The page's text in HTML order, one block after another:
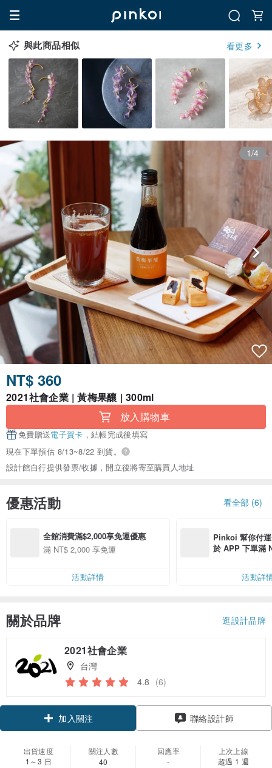
與此商品相似 看更多
1/4
NT$ 360
2021社會企業 | 黃梅果釀 | 300ml
放入購物車
免費贈送電子賀卡 ，結帳完成後填寫
現在下單預估 8/13~8/22 到貨。
設計館自行提供發票/收據，開立後將寄至購買人地址
優惠活動 看全部 (6)
全館消費滿$2,000享免運優惠
滿 NT$ 2,000 享免運
活動詳情
Pinkoi 幫你付
於 APP 下單滿
活動詳
關於品牌 逛設計品牌
2021社會企業
台灣
4.8 (6)
加入關注 聯絡設計師
出貨速度
1～3 日
關注人數
40
回應率
-
上次上線
超過 1 週